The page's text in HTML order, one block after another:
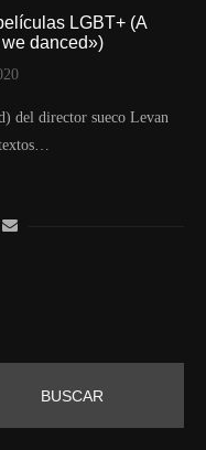
LGBT+ (A
danced»)
del director sueco Levan
BUSCAR